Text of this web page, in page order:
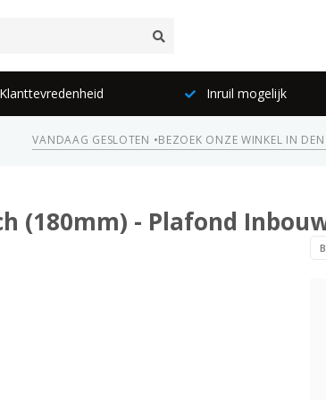
Inruil mogelijk
VANDAAG GESLOTEN •BEZOEK ONZE WINKEL IN
(180mm) - Plafond